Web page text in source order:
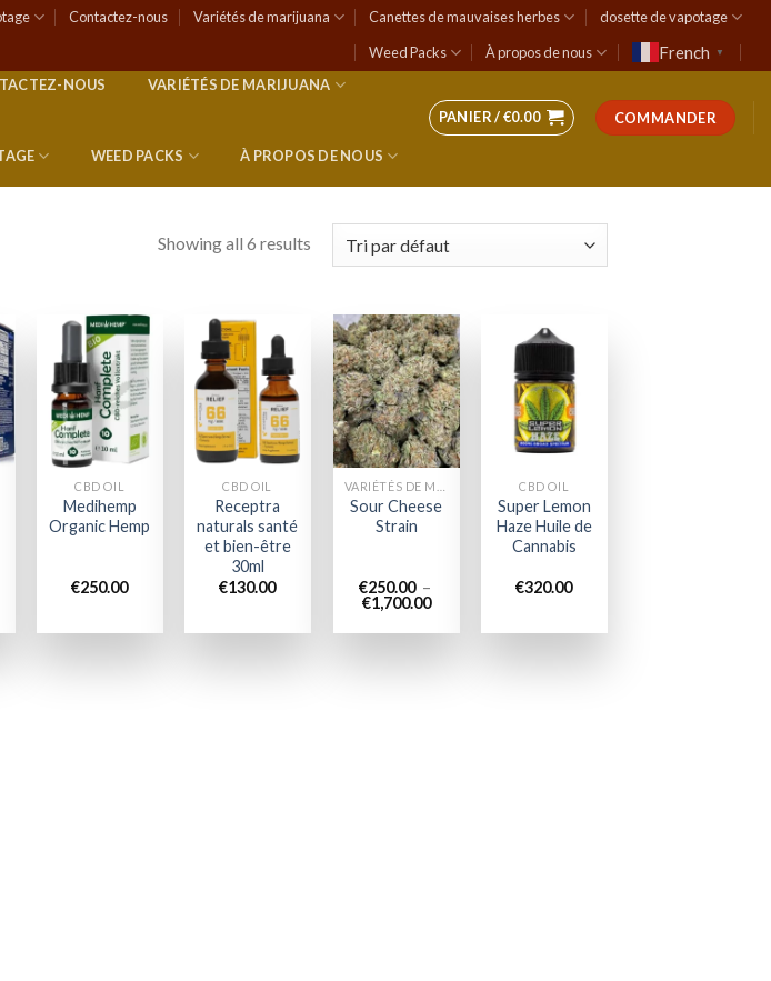
Contactez-nous Variétés de marijuana Canettes de mauvaises herbes
dosette de vapotage
Weed Packs
À propos de nous French ▼
NOUS VARIÉTÉS DE MARIJUANA
WEED PACKS À PROPOS DE NOUS
PANIER /€0.00 COMMANDER
Showing all 6 results
Add to
wishlist
CBD OIL
Medihemp
Organic Hemp
€250.00
Add to
wishlist
CBD OIL
Receptra
naturals santé
et bien-être
30ml
€130.00
Add to
wishlist
Sour Cheese
Strain
€250.00 –
€1,700.00Plage
prix :
Add to
wishlist
CBD OIL
Super Lemon
Haze Huile de
Cannabis
€320.00